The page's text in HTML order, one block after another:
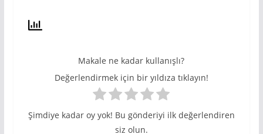
Makale ne kadar kullanışlı?
Değerlendirmek için bir yıldıza tıklayın!
Şimdiye kadar oy yok! Bu gönderiyi ilk değerlendiren
siz olun.